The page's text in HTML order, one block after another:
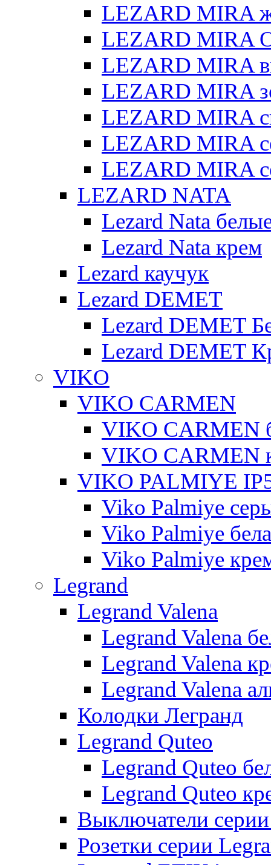
LEZARD MIRA
LEZARD MIRA
LEZARD MIRA
LEZARD MIRA
LEZARD MIRA
LEZARD MIRA
LEZARD MIRA
LEZARD NATA
Lezard Nata
Lezard Nata крем
Lezard каучук
Lezard DEMET
Lezard DEMET
Lezard DEMET
VIKO
VIKO CARMEN
VIKO CARMEN
VIKO CARMEN
VIKO PALMIYE
Viko Palmiye
Viko Palmiye
Viko Palmiye
Legrand
Legrand Valena
Legrand Valena
Legrand Valena
Legrand Valena
Колодки Легранд
Legrand Quteo
Legrand Quteo
Legrand Quteo
Выключатели
Розетки серии